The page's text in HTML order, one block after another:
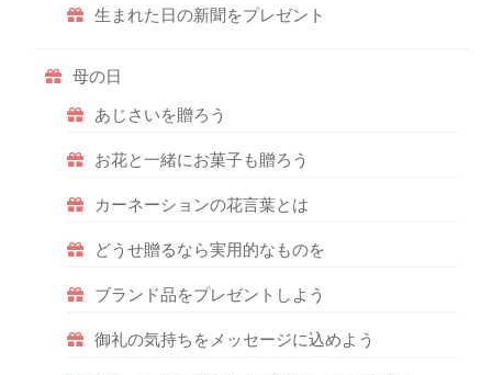
生まれた日の新聞をプレゼント
母の日
あじさいを贈ろう
お花と一緒にお菓子も贈ろう
カーネーションの花言葉とは
どうせ贈るなら実用的なものを
ブランド品をプレゼントしよう
御礼の気持ちをメッセージに込めよう